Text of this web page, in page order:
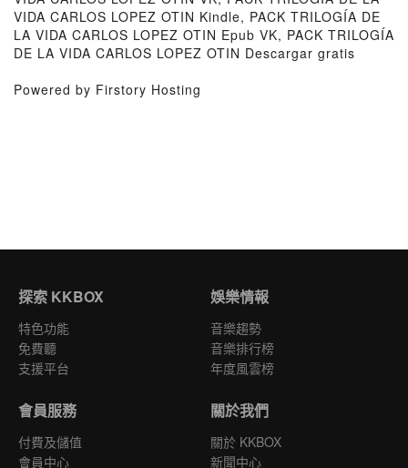
VIDA CARLOS LOPEZ OTIN Kindle, PACK TRILOGÍA DE
LA VIDA CARLOS LOPEZ OTIN Epub VK, PACK TRILOGÍA
DE LA VIDA CARLOS LOPEZ OTIN Descargar gratis
Powered by Firstory Hosting
探索 KKBOX
特色功能
免費聽
支援平台
娛樂情報
音樂趨勢
音樂排行榜
年度風雲榜
會員服務
付費及儲值
會員中心
關於我們
關於 KKBOX
新聞中心